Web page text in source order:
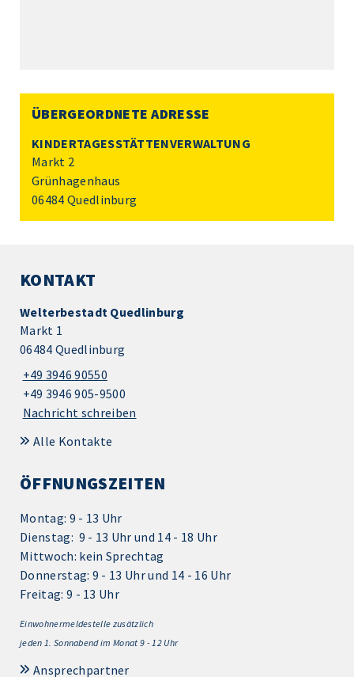
ÜBERGEORDNETE ADRESSE
KINDERTAGESSTÄTTENVERWALTUNG
Markt 2
Grünhagenhaus
06484 Quedlinburg
KONTAKT
Welterbestadt Quedlinburg
Markt 1
06484 Quedlinburg
+49 3946 90550
+49 3946 905-9500
Nachricht schreiben
Alle Kontakte
ÖFFNUNGSZEITEN
Montag: 9 - 13 Uhr
Dienstag: 9 - 13 Uhr und 14 - 18 Uhr
Mittwoch: kein Sprechtag
Donnerstag: 9 - 13 Uhr und 14 - 16 Uhr
Freitag: 9 - 13 Uhr
Einwohnermeldestelle zusätzlich
jeden 1. Sonnabend im Monat 9 - 12 Uhr
Ansprechpartner